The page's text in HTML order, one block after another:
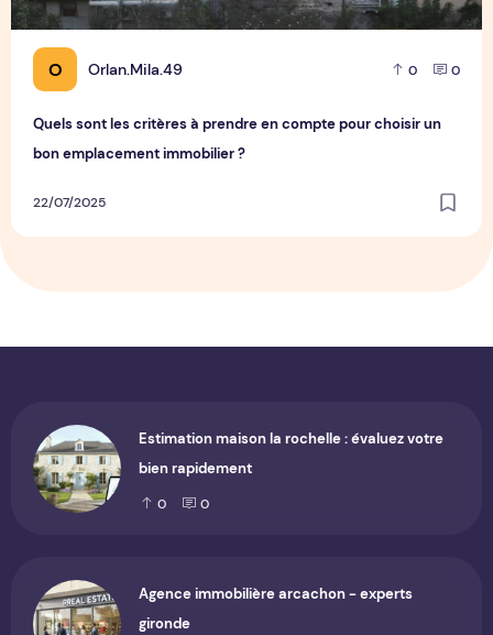
O Orlan.Mila.49 0 0
Quels sont les critères à prendre en compte pour choisir un
bon emplacement immobilier ?
22/07/2025
Estimation maison la rochelle : évaluez votre
bien rapidement
0 0
Agence immobilière arcachon - experts
gironde